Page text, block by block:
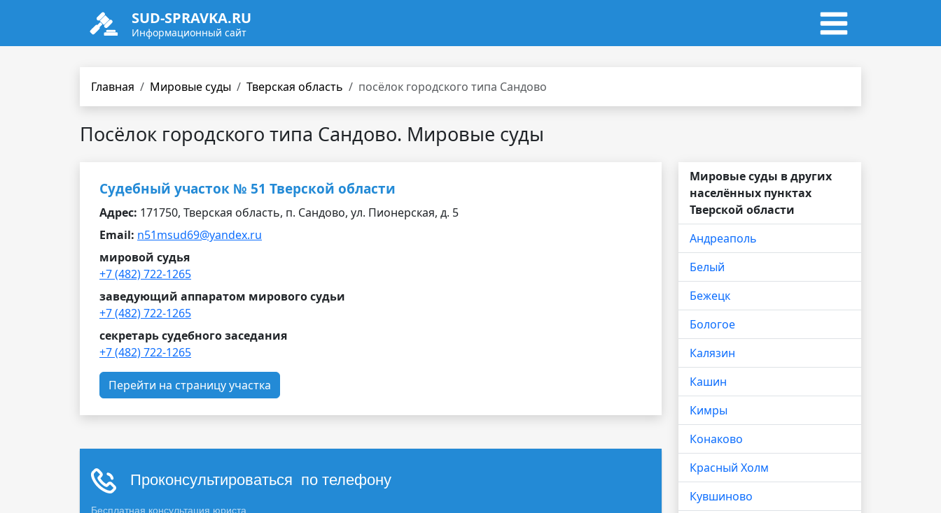
SUD-SPRAVKA.RU
Информационный сайт
Главная Мировые суды Тверская область посёлок городского типа Сандово
Посёлок городского типа Сандово. Мировые суды
Судебный участок № 51 Тверской области
Адрес: 171750, Тверская область, п. Сандово, ул. Пионерская, д. 5
Email: n51msud69@yandex.ru
мировой судья
+7 (482) 722-1265
заведующий аппаратом мирового судьи
+7 (482) 722-1265
секретарь судебного заседания
+7 (482) 722-1265
Перейти на страницу участка
Мировые суды в других
населённых пунктах
Тверской области
Андреаполь
Белый
Бежецк
Бологое
Калязин
Кашин
Кимры
Конаково
Красный Холм
Кувшиново